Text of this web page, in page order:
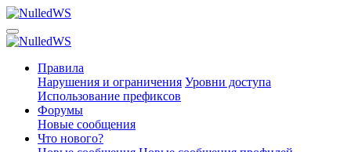
Правила
Нарушения и ограничения Уровни доступа
Использование префиксов
Форумы
Новые сообщения
Что нового?